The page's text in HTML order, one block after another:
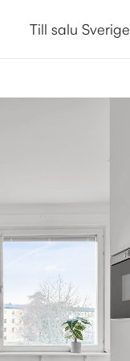
Till salu Sverige